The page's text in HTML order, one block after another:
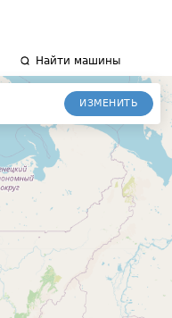
Найти машины
ИЗМЕНИТЬ